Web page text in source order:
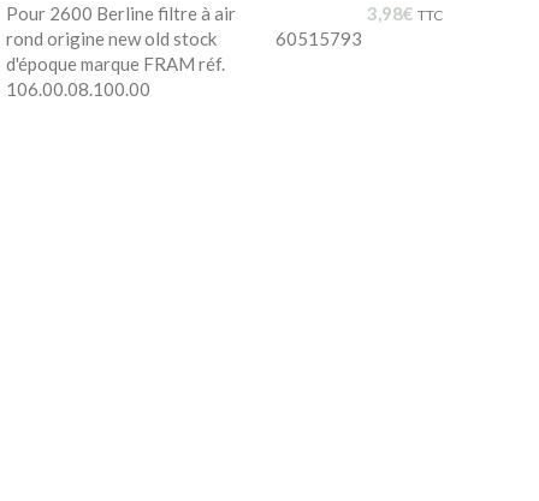
Pour 2600 Berline filtre à air
rond origine new old stock
d'époque marque FRAM réf.
106.00.08.100.00
3,98€ TTC
60515793